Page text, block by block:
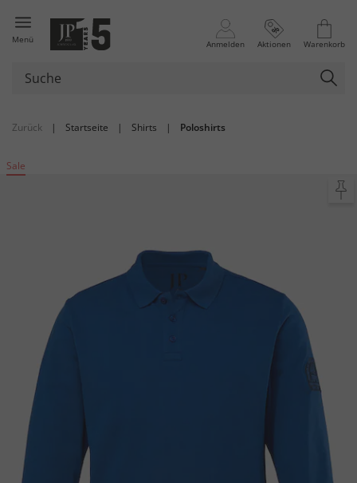
Menü Anmelden Aktionen Warenkorb
Zurück | Startseite | Shirts | Poloshirts
Sale